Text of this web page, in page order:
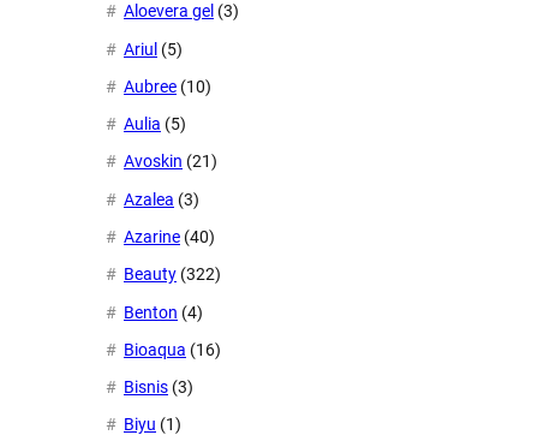
Aloevera gel (3)
Ariul (5)
Aubree (10)
Aulia (5)
Avoskin (21)
Azalea (3)
Azarine (40)
Beauty (322)
Benton (4)
Bioaqua (16)
Bisnis (3)
Biyu (1)